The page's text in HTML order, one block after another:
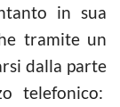
in sua
tramite un
dalla parte
telefonico: